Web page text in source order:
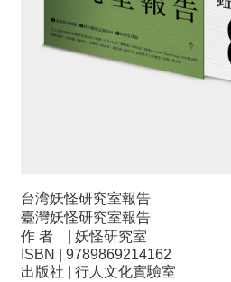
台湾妖怪研究室報告
臺灣妖怪研究室報告
作 者 | 妖怪研究室
ISBN | 9789869214162
出版社 | 行人文化實驗室